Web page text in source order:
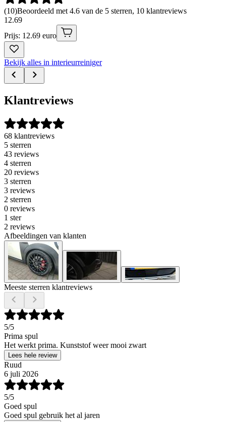
(10)Beoordeeld met 4.6 van de 5 sterren, 10 klantreviews
12.69
Prijs: 12.69 euro
Bekijk alles in interieurreiniger
Klantreviews
68 klantreviews
5 sterren
43 reviews
4 sterren
20 reviews
3 sterren
3 reviews
2 sterren
0 reviews
1 ster
2 reviews
Afbeeldingen van klanten
Meeste sterren klantreviews
5/5
Prima spul
Het werkt prima. Kunststof weer mooi zwart
Lees hele review
Ruud
6 juli 2026
5/5
Goed spul
Goed spul gebruik het al jaren